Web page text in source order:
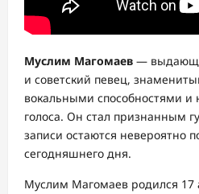
Муслим Магомаев —
и советский певец,
вокальными способностями
голоса. Он стал признанным
записи остаются невероятно
сегодняшнего дня.
Муслим Магомаев родился 17